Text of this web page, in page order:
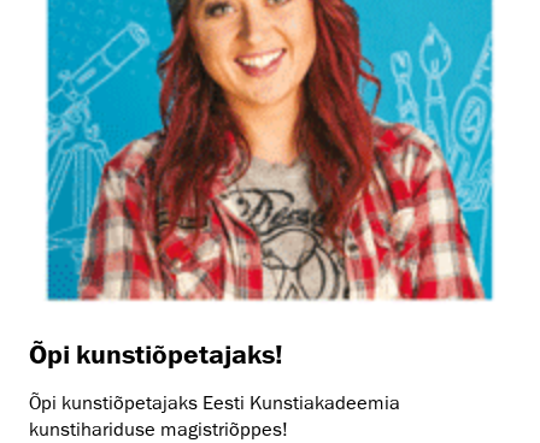
Õpi kunstiõpetajaks!
Õpi kunstiõpetajaks Eesti Kunstiakadeemia
kunstihariduse magistriõppes!